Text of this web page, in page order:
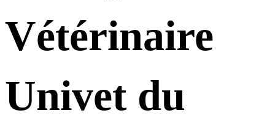
Vétérinaire
Univet du